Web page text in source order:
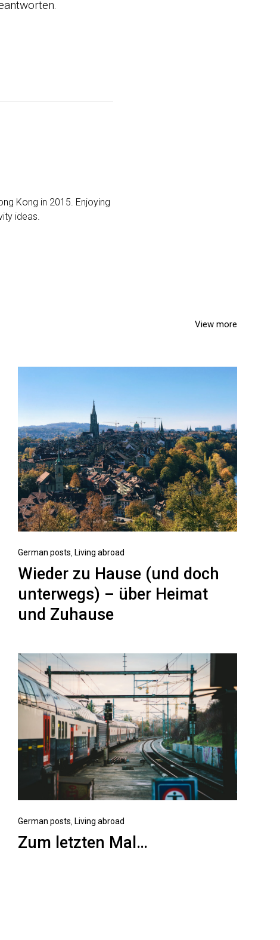
Kong in 2015. Enjoying
ideas.
View more
German posts Living abroad
Wieder zu Hause (und doch
unterwegs) – über Heimat
und Zuhause
German posts Living abroad
Zum letzten Mal…